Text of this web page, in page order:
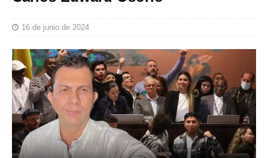
16 de junio de 2024